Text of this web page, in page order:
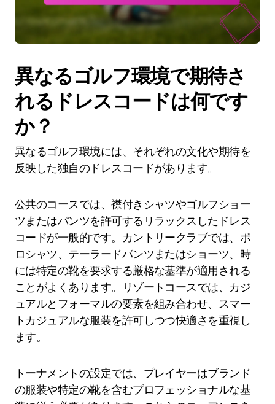
異なるゴルフ環境で期待さ
れるドレスコードは何です
か？
異なるゴルフ環境には、それぞれの文化や期待を
反映した独自のドレスコードがあります。
公共のコースでは、襟付きシャツやゴルフショー
ツまたはパンツを許可するリラックスしたドレス
コードが一般的です。カントリークラブでは、ポ
ロシャツ、テーラードパンツまたはショーツ、時
には特定の靴を要求する厳格な基準が適用される
ことがよくあります。リゾートコースでは、カジ
ュアルとフォーマルの要素を組み合わせ、スマー
トカジュアルな服装を許可しつつ快適さを重視し
ます。
トーナメントの設定では、プレイヤーはブランド
の服装や特定の靴を含むプロフェッショナルな基